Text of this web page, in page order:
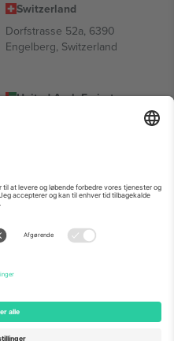
Switzerland
Dorfstrasse 52a, 6390
Engelberg, Switzerland
United Arab Emirates
UAE Dubai Silicon Oasis, DDP
For detaljer se den specifikke